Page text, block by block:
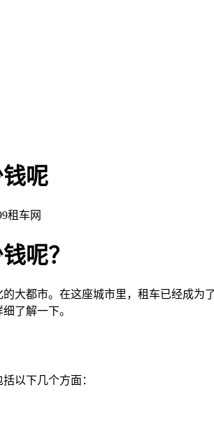
呢
租车网
呢？
大都市。在这座城市里，租车已经成
了解一下。
以下几个方面：